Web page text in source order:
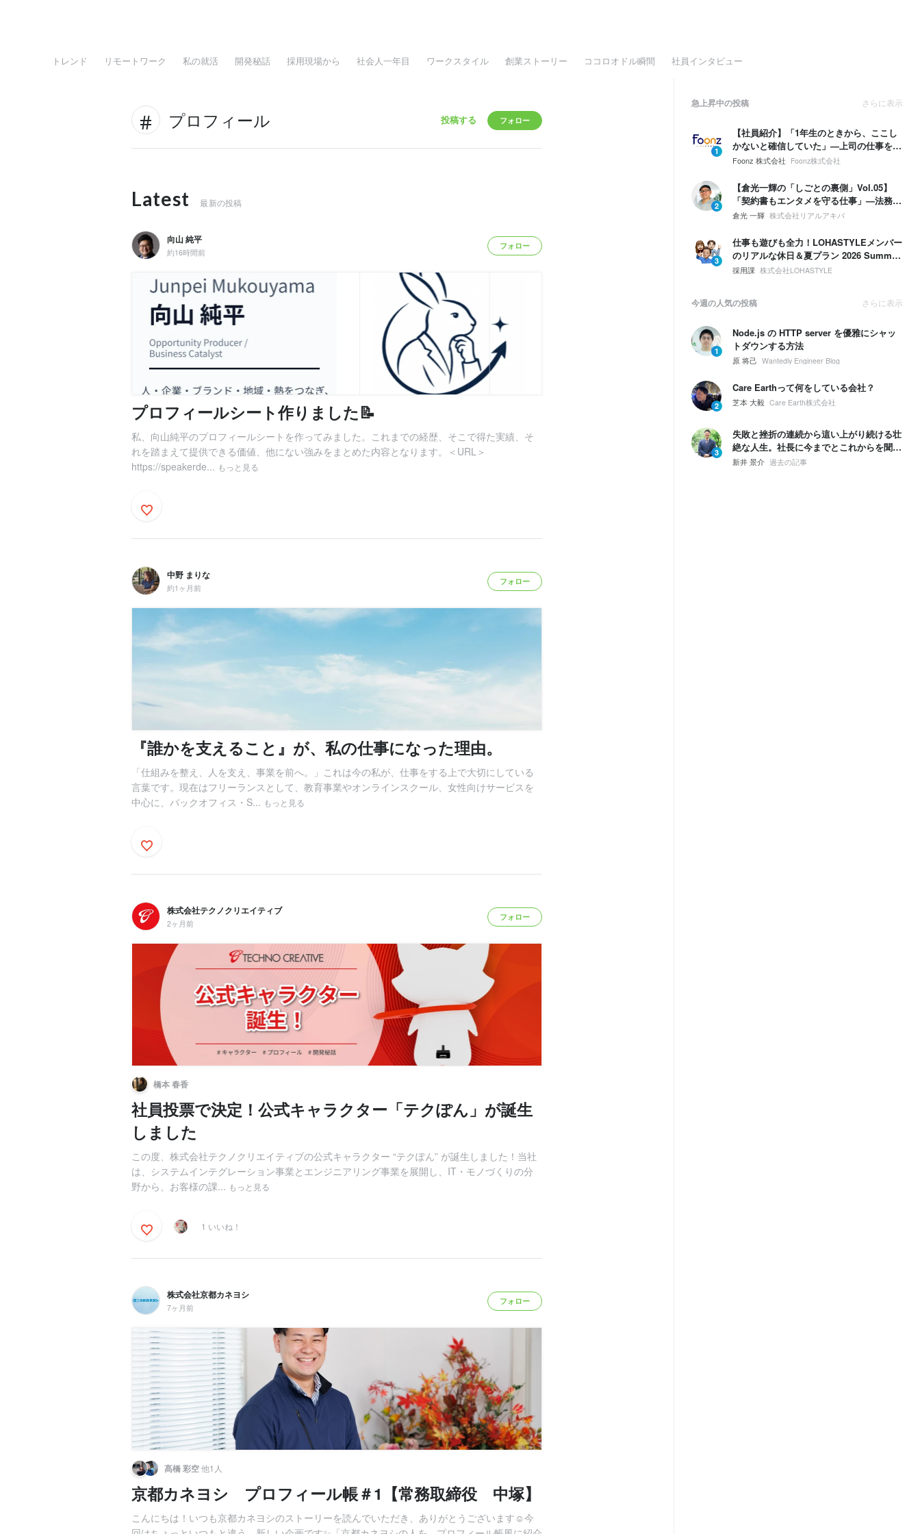
トレンド リモートワーク 私の就活 開発秘話 採用現場から 社会人一年目 ワークスタイル 創業ストーリー ココロオドル瞬間 社員インタビュー
プロフィール 投稿する フォロー
Latest 最新の投稿
向山 純平
約16時間前
フォロー
プロフィールシート作りました📝
私、向山純平のプロフィールシートを作ってみました。これまでの経歴、そこで得た実績、そ
れを踏まえて提供できる価値、他にない強みをまとめた内容となります。＜URL＞
https://speakerde... もっと見る
中野 まりな
約1ヶ月前
フォロー
『誰かを支えること』が、私の仕事になった理由。
「仕組みを整え、人を支え、事業を前へ。」これは今の私が、仕事をする上で大切にしている
言葉です。現在はフリーランスとして、教育事業やオンラインスクール、女性向けサービスを
中心に、バックオフィス・S... もっと見る
株式会社テクノクリエイティブ
2ヶ月前
フォロー
橋本 春香
社員投票で決定！公式キャラクター「テクぽん」が誕生
しました
この度、株式会社テクノクリエイティブの公式キャラクター “テクぽん” が誕生しました！当社
は、システムインテグレーション事業とエンジニアリング事業を展開し、IT・モノづくりの分
野から、お客様の課... もっと見る
1 いいね！
株式会社京都カネヨシ
7ヶ月前
フォロー
髙橋 彩空他1人
京都カネヨシ プロフィール帳＃1【常務取締役 中塚】
こんにちは！いつも京都カネヨシのストーリーを読んでいただき、ありがとうございます☺️今
急上昇中の投稿 さらに表示
1
【社員紹介】「1年生のときから、ここし
かないと確信していた」—上司の仕事を奪
う勢いで、自分の領域を広げていく。
Foonz 株式会社 Foonz株式会社
2
【倉光一輝の「しごとの裏側」Vol.05】
「契約書もエンタメを守る仕事」—法務は
ブレーキじゃない。挑戦するための保険。
倉光 一輝 株式会社リアルアキバ
3
仕事も遊びも全力！LOHASTYLEメンバー
のリアルな休日＆夏プラン 2026 Summer
🌴☀️
採用課 株式会社LOHASTYLE
今週の人気の投稿 さらに表示
1
Node.js の HTTP server を優雅にシャッ
トダウンする方法
原 将己 Wantedly Engineer Blog
2
Care Earthって何をしている会社？
芝本 大毅 Care Earth株式会社
3
失敗と挫折の連続から這い上がり続ける壮
絶な人生。社長に今までとこれからを聞い
てみた。
新井 景介 過去の記事